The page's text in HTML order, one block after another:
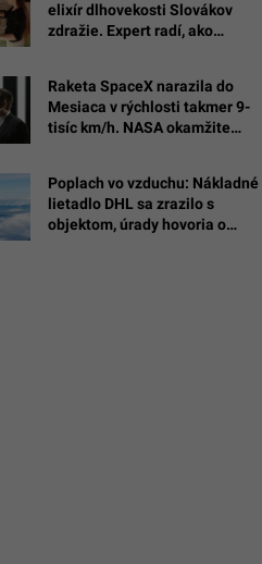
elixír dlhovekosti Slovákov
zdražie. Expert radí, ako
Raketa SpaceX narazila do
Mesiaca v rýchlosti takmer 9-
tisíc km/h. NASA okamžite
Poplach vo vzduchu: Nákladné
lietadlo DHL sa zrazilo s
objektom, úrady hovoria o